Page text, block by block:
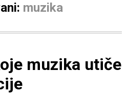
muzika
muzika utiče